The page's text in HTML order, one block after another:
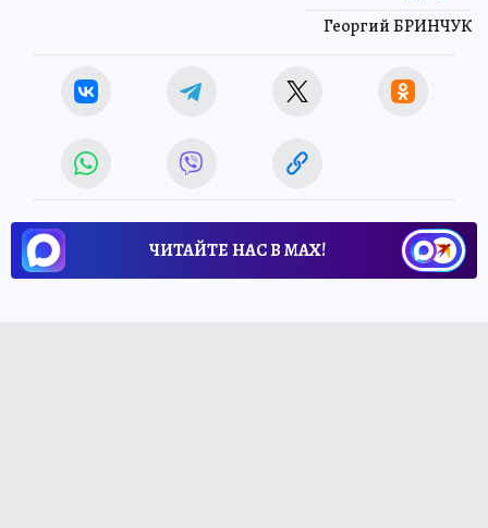
Георгий БРИНЧУК
ЧИТАЙТЕ НАС В МАХ!